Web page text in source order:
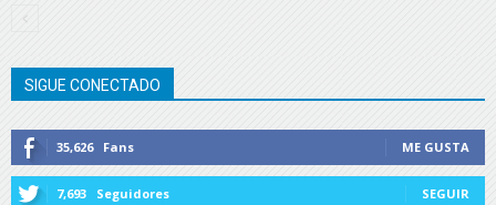
SIGUE CONECTADO
35,626 Fans ME GUSTA
7,693 Seguidores SEGUIR